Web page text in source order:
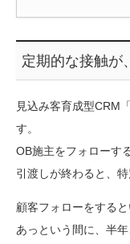
定期的な接触が
見込み客育成型CRM
す。
OB施主をフォローす
引渡しが終わると、
顧客フォローをする
あっという間に、半年